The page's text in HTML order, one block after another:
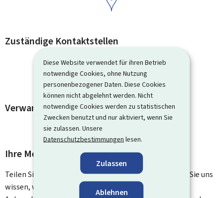
Diese Website verwendet für ihren Betrieb
notwendige Cookies, ohne Nutzung
personenbezogener Daten. Diese Cookies
können nicht abgelehnt werden. Nicht
notwendige Cookies werden zu statistischen
Zwecken benutzt und nur aktiviert, wenn Sie
sie zulassen. Unsere
Datenschutzbestimmungen lesen.
Zulassen
Ablehnen
Zuständige Kontaktstellen
Verwandte Vorgänge und Links
Ihre Meinung interessiert uns
Teilen Sie uns Ihre Meinung zu dieser Seite mit. Lassen Sie uns
wissen, was wir verbessern können. Sie erhalten keine